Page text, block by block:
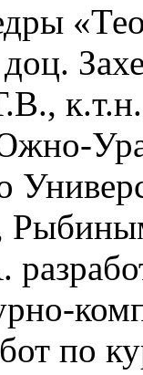
доц.
по